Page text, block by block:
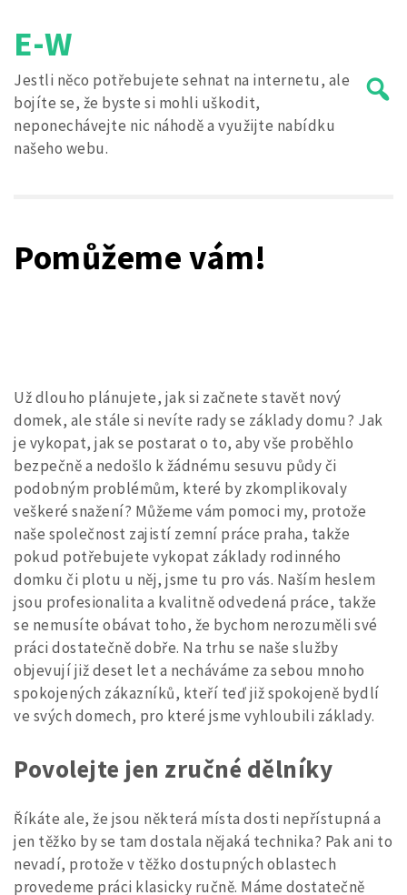
content
E-W
Jestli něco potřebujete sehnat na internetu, ale
bojíte se, že byste si mohli uškodit,
neponechávejte nic náhodě a využijte nabídku
našeho webu.
Pomůžeme vám!
Už dlouho plánujete, jak si začnete stavět nový
domek, ale stále si nevíte rady se základy domu? Jak
je vykopat, jak se postarat o to, aby vše proběhlo
bezpečně a nedošlo k žádnému sesuvu půdy či
podobným problémům, které by zkomplikovaly
veškeré snažení? Můžeme vám pomoci my, protože
naše společnost zajistí zemní práce praha, takže
pokud potřebujete vykopat základy rodinného
domku či plotu u něj, jsme tu pro vás. Naším heslem
jsou profesionalita a kvalitně odvedená práce, takže
se nemusíte obávat toho, že bychom nerozuměli své
práci dostatečně dobře. Na trhu se naše služby
objevují již deset let a necháváme za sebou mnoho
spokojených zákazníků, kteří teď již spokojeně bydlí
ve svých domech, pro které jsme vyhloubili základy.
Povolejte jen zručné dělníky
Říkáte ale, že jsou některá místa dosti nepřístupná a
jen těžko by se tam dostala nějaká technika? Pak ani to
nevadí, protože v těžko dostupných oblastech
provedeme práci klasicky ručně. Máme dostatečně